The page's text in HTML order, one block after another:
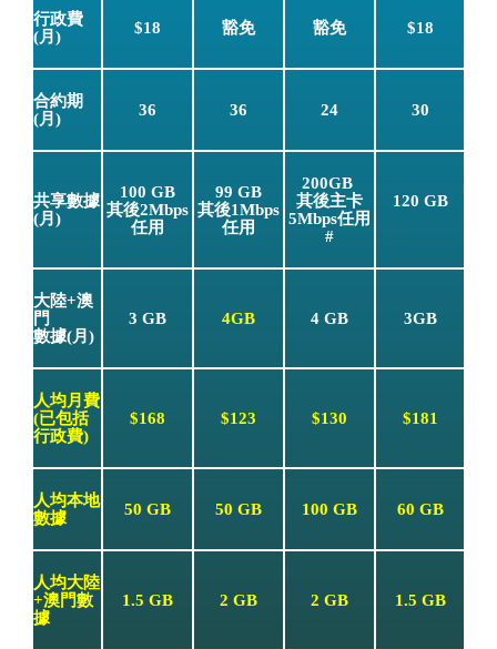
行政費
(月)
$18 豁免 豁免 $18
合約期
(月)
36 36 24 30
共享數據
(月)
100 GB
其後2Mbps
任用
99 GB
其後1Mbps
任用
200GB
其後主卡
5Mbps任用
#
120 GB
大陸+澳
門
數據(月)
3 GB 4GB 4 GB 3GB
人均月費
(已包括
行政費)
$168 $123 $130 $181
人均本地
數據
50 GB 50 GB 100 GB 60 GB
人均大陸
+澳門數
據
1.5 GB 2 GB 2 GB 1.5 GB